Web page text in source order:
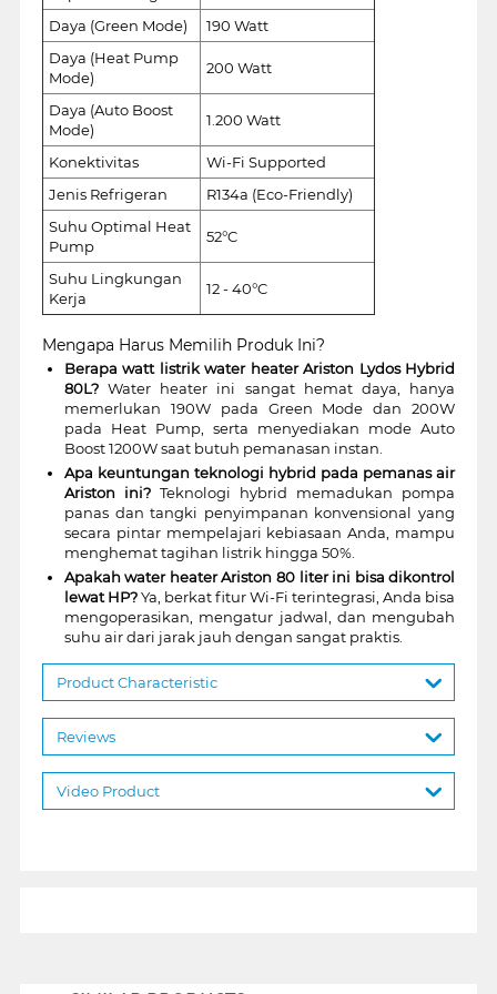
Daya (Green Mode)
190 Watt
Daya (Heat Pump
Mode)
200 Watt
Daya (Auto Boost
Mode)
1.200 Watt
Konektivitas
Wi-Fi Supported
Jenis Refrigeran
R134a (Eco-Friendly)
Suhu Optimal Heat
Pump
52°C
Suhu Lingkungan
Kerja
12 - 40°C
Mengapa Harus Memilih Produk Ini?
Berapa watt listrik water heater Ariston Lydos Hybrid
80L?Water heater ini sangat hemat daya, hanya
memerlukan 190W pada Green Mode dan 200W
pada Heat Pump, serta menyediakan mode Auto
Boost 1200W saat butuh pemanasan instan.
Apa keuntungan teknologi hybrid pada pemanas air
Ariston ini?Teknologi hybrid memadukan pompa
panas dan tangki penyimpanan konvensional yang
secara pintar mempelajari kebiasaan Anda, mampu
menghemat tagihan listrik hingga 50%.
Apakah water heater Ariston 80 liter ini bisa dikontrol
lewat HP?Ya, berkat fitur Wi-Fi terintegrasi, Anda bisa
mengoperasikan, mengatur jadwal, dan mengubah
suhu air dari jarak jauh dengan sangat praktis.
Product Characteristic
Reviews
Video Product